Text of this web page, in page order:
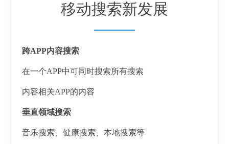
移动搜索新发展
跨APP内容搜索
在一个APP中可同时搜索所有搜索
内容相关APP的内容
垂直领域搜索
音乐搜索、健康搜索、本地搜索等